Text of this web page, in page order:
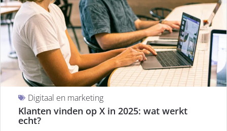
Digitaal en marketing
Klanten vinden op X in 2025: wat werkt
echt?